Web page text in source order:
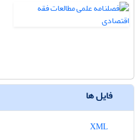
فایل ها